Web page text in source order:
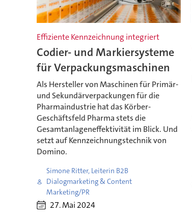
Effiziente Kennzeichnung integriert
Codier- und Markiersysteme
für Verpackungsmaschinen
Als Hersteller von Maschinen für Primär-
und Sekundärverpackungen für die
Pharmaindustrie hat das Körber-
Geschäftsfeld Pharma stets die
Gesamtanlageneffektivität im Blick. Und
setzt auf Kennzeichnungstechnik von
Domino.
Simone Ritter, Leiterin B2B
Dialogmarketing & Content
Marketing/PR
27. Mai 2024